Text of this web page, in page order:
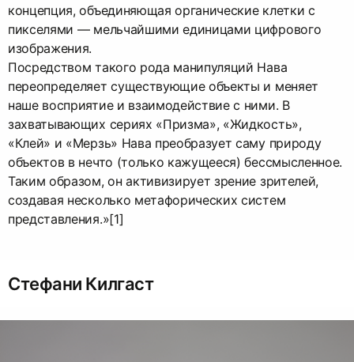
концепция, объединяющая органические клетки с
пикселями — мельчайшими единицами цифрового
изображения.
Посредством такого рода манипуляций Нава
переопределяет существующие объекты и меняет
наше восприятие и взаимодействие с ними. В
захватывающих сериях «Призма», «Жидкость»,
«Клей» и «Мерзь» Нава преобразует саму природу
объектов в нечто (только кажущееся) бессмысленное.
Таким образом, он активизирует зрение зрителей,
создавая несколько метафорических систем
представления.»[1]
Стефани Килгаст